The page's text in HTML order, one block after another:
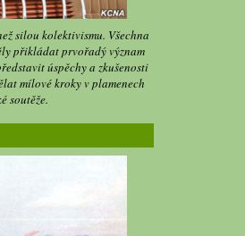
silou kolektivismu. Všechna
přikládat prvořadý význam
úspěchy a zkušenosti
mílové kroky v plamenech
soutěže.